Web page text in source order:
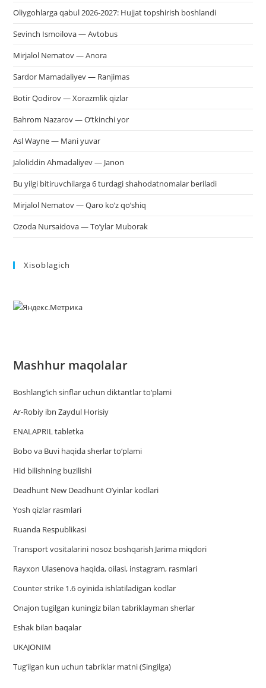
Oliygohlarga qabul 2026-2027: Hujjat topshirish boshlandi
Sevinch Ismoilova — Avtobus
Mirjalol Nematov — Anora
Sardor Mamadaliyev — Ranjimas
Botir Qodirov — Xorazmlik qizlar
Bahrom Nazarov — O’tkinchi yor
Asl Wayne — Mani yuvar
Jaloliddin Ahmadaliyev — Janon
Bu yilgi bitiruvchilarga 6 turdagi shahodatnomalar beriladi
Mirjalol Nematov — Qaro ko’z qo’shiq
Ozoda Nursaidova — To’ylar Muborak
Xisoblagich
Mashhur maqolalar
Boshlang’ich sinflar uchun diktantlar to’plami
Ar-Robiy ibn Zaydul Horisiy
ENALAPRIL tabletka
Bobo va Buvi haqida sherlar to‘plami
Hid bilishning buzilishi
Deadhunt New Deadhunt O’yinlar kodlari
Yosh qizlar rasmlari
Ruanda Respublikasi
Trаnsport vositаlаrini nosoz boshqаrish Jаrimа miqdori
Rayxon Ulasenova haqida, oilasi, instagram, rasmlari
Counter strike 1.6 oyinida ishlatiladigan kodlar
Onajon tugilgan kuningiz bilan tabriklayman sherlar
Eshak bilan baqalar
UKAJONIM
Tug‘ilgan kun uchun tabriklar matni (Singilga)